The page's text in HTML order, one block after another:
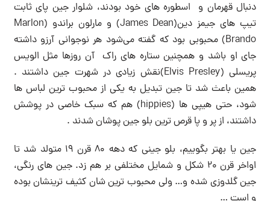
دنبال قهرمان و اسطوره های خود بودند، شلوار جین پای ثابت
تیپ های جیمز دین(James Dean) و مارلون براندو (Marlon
Brando) محبوبی بود که گفته می‌شود هر نوجوانی آرزو داشته
جای او باشد و همچنین ستاره های راک آن روزها مثل الویس
پریسلی (Elvis Presley)نقش زیادی در شهرت جین داشتند .
همین باعث شد تا جین تبدیل به یکی از محبوب ترین لباس ها
شود، حتی هیپی ها (hippies) هم که سبک خاصی در پوشش
داشتند، از پر و پا قرص ترین بلو جین پوشان شدند .
جین یا بهتر بگوییم، بلو جینی که دهه ۸۰ قرن ۱۹ متولد شد تا
اواخر قرن ۲۰ شکل و شمایل مختلفی بر هم زد. جین های رنگی،
جین گلدوزی شده و… ولی محبوب ترین شان کثیف ترینشان بوده